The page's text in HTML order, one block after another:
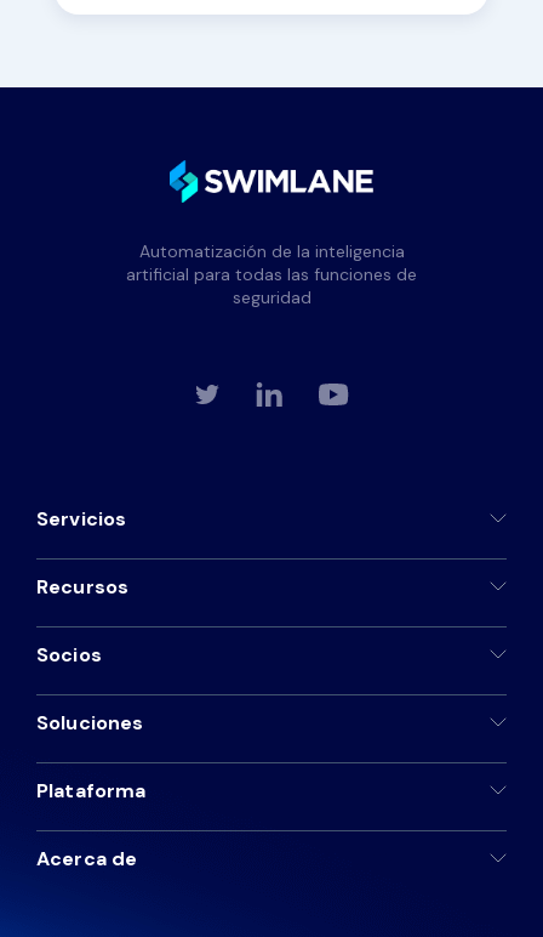
Automatización de la inteligencia
artificial para todas las funciones de
seguridad
Servicios
Recursos
Socios
Soluciones
Plataforma
Acerca de